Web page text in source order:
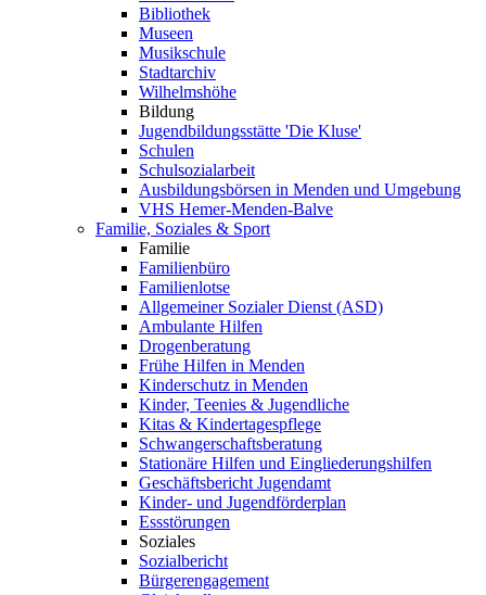
Bibliothek
Museen
Musikschule
Stadtarchiv
Wilhelmshöhe
Bildung
Jugendbildungsstätte 'Die Kluse'
Schulen
Schulsozialarbeit
Ausbildungsbörsen in Menden und Umgebung
VHS Hemer-Menden-Balve
Familie, Soziales & Sport
Familie
Familienbüro
Familienlotse
Allgemeiner Sozialer Dienst (ASD)
Ambulante Hilfen
Drogenberatung
Frühe Hilfen in Menden
Kinderschutz in Menden
Kinder, Teenies & Jugendliche
Kitas & Kindertagespflege
Schwangerschaftsberatung
Stationäre Hilfen und Eingliederungshilfen
Geschäftsbericht Jugendamt
Kinder- und Jugendförderplan
Essstörungen
Soziales
Sozialbericht
Bürgerengagement